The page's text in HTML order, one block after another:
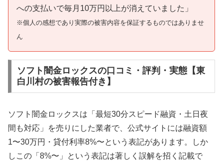
への支払いで毎月10万円以上が消えていました」
※個人の感想であり実際の被害内容を保証するものではありませ
ん
ソフト闇金ロックスの口コミ・評判・実態【東
白川村の被害報告付き】
ソフト闇金ロックスは「最短30分スピード融資・土日夜
間も対応」を売りにした業者で、公式サイトには融資額
1〜30万円・貸付利率8%〜という表記があります。しか
しこの「8%〜」という表記は著しく誤解を招く記載で